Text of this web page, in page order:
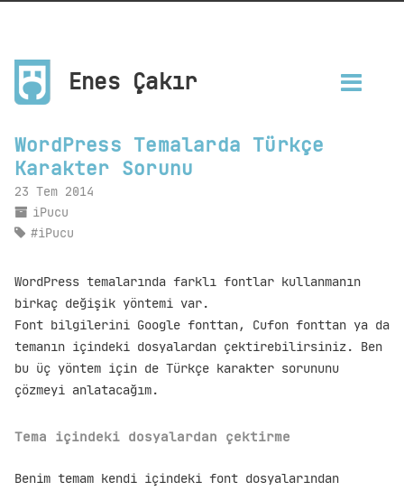
Enes Çakır
WordPress Temalarda Türkçe
Karakter Sorunu
23 Tem 2014
iPucu
iPucu
WordPress temalarında farklı fontlar kullanmanın
birkaç değişik yöntemi var.
Font bilgilerini Google fonttan, Cufon fonttan ya da
temanın içindeki dosyalardan çektirebilirsiniz. Ben
bu üç yöntem için de Türkçe karakter sorununu
çözmeyi anlatacağım.
Tema içindeki dosyalardan çektirme
Benim temam kendi içindeki font dosyalarından